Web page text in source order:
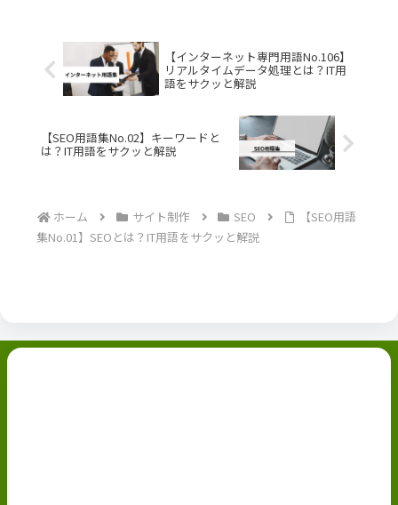
【インターネット専門用語No.106】
リアルタイムデータ処理とは？IT用
語をサクッと解説
【SEO用語集No.02】キーワードと
は？IT用語をサクッと解説
ホーム サイト制作 SEO
【SEO用語
集No.01】SEOとは？IT用語をサクッと解説